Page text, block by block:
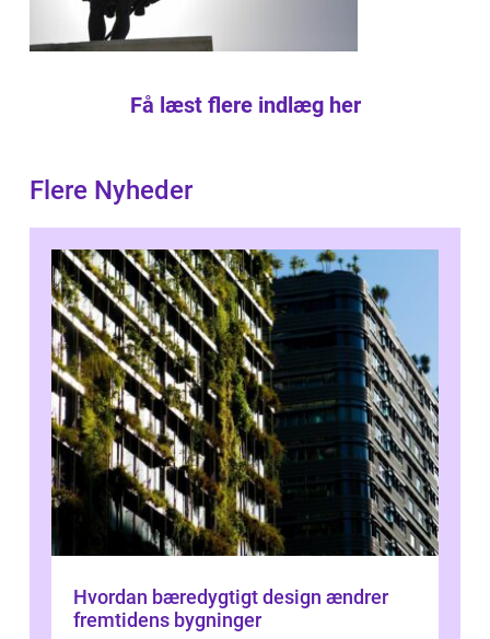
Få læst flere indlæg her
Flere Nyheder
Hvordan bæredygtigt design ændrer
fremtidens bygninger